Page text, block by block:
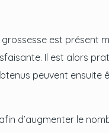
est présent
Il est alors
peuvent ensuite
d’augmenter le